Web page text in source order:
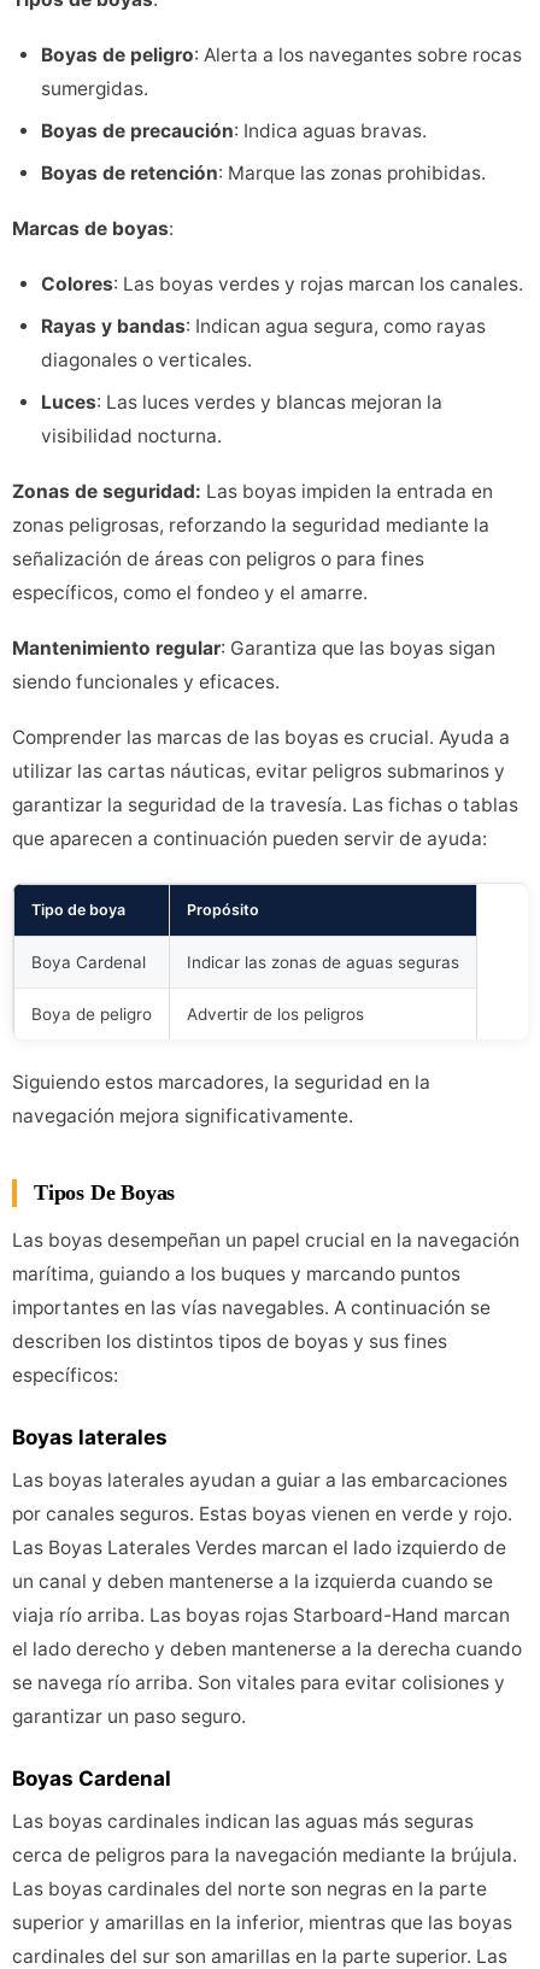
Boyas de peligro: Alerta a los navegantes sobre rocas
sumergidas.
Boyas de precaución: Indica aguas bravas.
Boyas de retención: Marque las zonas prohibidas.
Marcas de boyas:
Colores: Las boyas verdes y rojas marcan los canales.
Rayas y bandas: Indican agua segura, como rayas
diagonales o verticales.
Luces: Las luces verdes y blancas mejoran la
visibilidad nocturna.
Zonas de seguridad: Las boyas impiden la entrada en
zonas peligrosas, reforzando la seguridad mediante la
señalización de áreas con peligros o para fines
específicos, como el fondeo y el amarre.
Mantenimiento regular: Garantiza que las boyas sigan
siendo funcionales y eficaces.
Comprender las marcas de las boyas es crucial. Ayuda a
utilizar las cartas náuticas, evitar peligros submarinos y
garantizar la seguridad de la travesía. Las fichas o tablas
que aparecen a continuación pueden servir de ayuda:
Tipo de boya Propósito
Boya Cardenal Indicar las zonas de aguas seguras
Boya de peligro Advertir de los peligros
Siguiendo estos marcadores, la seguridad en la
navegación mejora significativamente.
Tipos De Boyas
Las boyas desempeñan un papel crucial en la navegación
marítima, guiando a los buques y marcando puntos
importantes en las vías navegables. A continuación se
describen los distintos tipos de boyas y sus fines
específicos:
Boyas laterales
Las boyas laterales ayudan a guiar a las embarcaciones
por canales seguros. Estas boyas vienen en verde y rojo.
Las Boyas Laterales Verdes marcan el lado izquierdo de
un canal y deben mantenerse a la izquierda cuando se
viaja río arriba. Las boyas rojas Starboard-Hand marcan
el lado derecho y deben mantenerse a la derecha cuando
se navega río arriba. Son vitales para evitar colisiones y
garantizar un paso seguro.
Boyas Cardenal
Las boyas cardinales indican las aguas más seguras
cerca de peligros para la navegación mediante la brújula.
Las boyas cardinales del norte son negras en la parte
superior y amarillas en la inferior, mientras que las boyas
cardinales del sur son amarillas en la parte superior. Las